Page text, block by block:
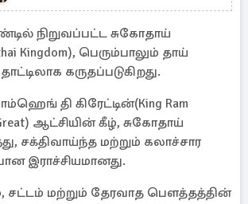
ஸ்ரீவித்யா வாழ்க்கை பயணம்
நிறுவப்பட்ட சுகோதாய்
Kingdom), பெரும்பாலும் தாய்
கருதப்படுகிறது.
தி கிரேட்டின்(King Ram
Great) ஆட்சியின் கீழ், சுகோதாய்
சக்திவாய்ந்த மற்றும் கலாச்சார
இராச்சியமானது.
சட்டம் மற்றும் தேரவாத பௌத்தத்தின்